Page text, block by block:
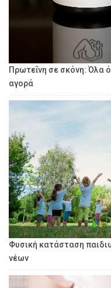
Πρωτεΐνη σε σκόνη: Όλα
αγορά
Φυσική κατάσταση
νέων